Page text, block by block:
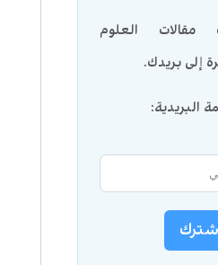
العلوم
إلى بريدك.
البريدية: